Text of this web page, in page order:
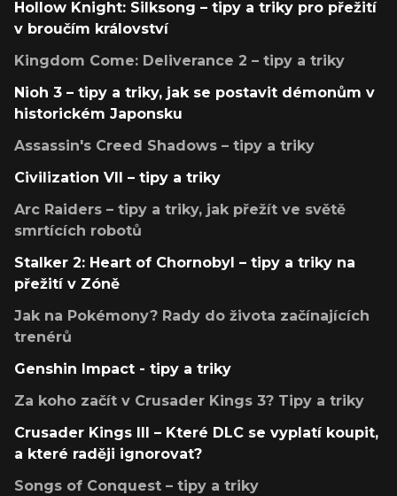
Hollow Knight: Silksong – tipy a triky pro přežití
v broučím království
Kingdom Come: Deliverance 2 – tipy a triky
Nioh 3 – tipy a triky, jak se postavit démonům v
historickém Japonsku
Assassin's Creed Shadows – tipy a triky
Civilization VII – tipy a triky
Arc Raiders – tipy a triky, jak přežít ve světě
smrtících robotů
Stalker 2: Heart of Chornobyl – tipy a triky na
přežití v Zóně
Jak na Pokémony? Rady do života začínajících
trenérů
Genshin Impact - tipy a triky
Za koho začít v Crusader Kings 3? Tipy a triky
Crusader Kings III – Které DLC se vyplatí koupit,
a které raději ignorovat?
Songs of Conquest – tipy a triky